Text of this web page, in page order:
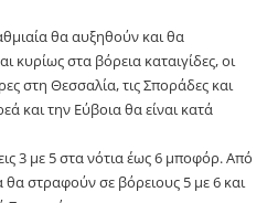
θα αυξηθούν και θα
κυρίως στα βόρεια καταιγίδες, οι
στη Θεσσαλία, τις Σποράδες και
και την Εύβοια θα είναι κατά
3 με 5 στα νότια έως 6 μποφόρ. Από
θα στραφούν σε βόρειους 5 με 6 και